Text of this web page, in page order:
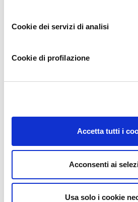
Cookie dei servizi di analisi
Cookie di profilazione
Accetta tutti i
Acconsenti ai
Usa solo i cookie
un’azienda che sceglie di
e alla salvaguardia del pianeta
Un dono sostenibile
,
Un regalo pensato ad hoc per
valorizzare il
Scegliere un regalo sostenibile ti
principale quelladi lasciare un
sull’ambiente circostante.
Sai quanto la sostenibilità è parte